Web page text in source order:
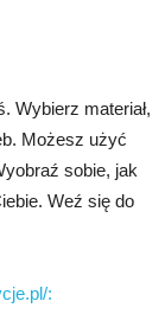
Wybierz materiał,
Możesz użyć
sobie, jak
Weź się do
: